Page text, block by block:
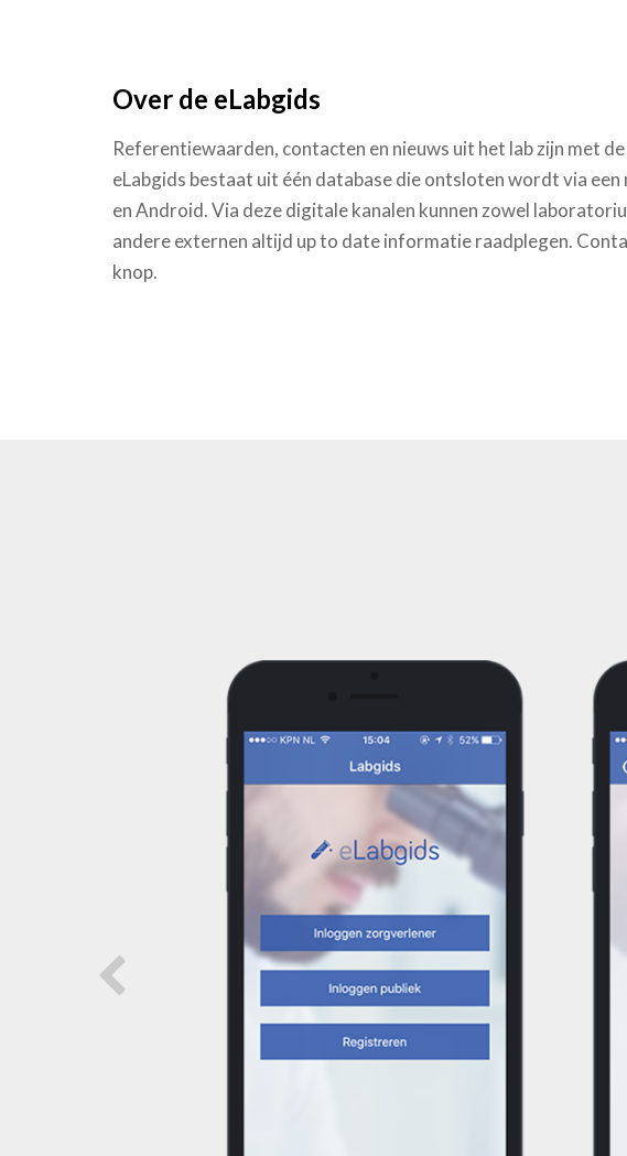
Over de eLabgids
Referentiewaarden, contacten en nieuws uit het lab zijn met
eLabgids bestaat uit één database die ontsloten wordt via
en Android. Via deze digitale kanalen kunnen zowel
andere externen altijd up to date informatie raadplegen.
knop.